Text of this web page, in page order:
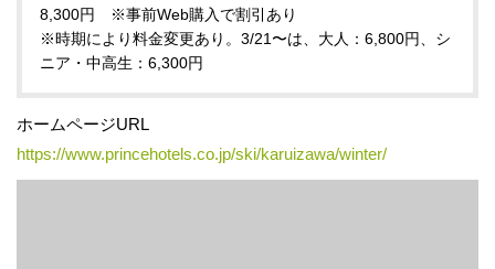
8,300円 ※事前Web購入で割引あり
※時期により料金変更あり。3/21〜は、大人：6,800円、シ
ニア・中高生：6,300円
ホームページURL
https://www.princehotels.co.jp/ski/karuizawa/winter/